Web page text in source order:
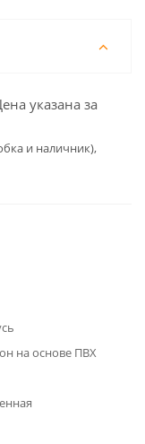
указана за
и наличник),
на основе ПВХ